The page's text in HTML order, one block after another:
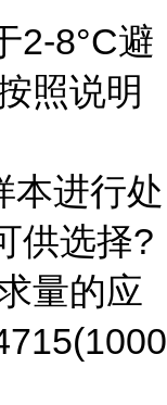
2-8°C避
照说明
本进行处
供选择?
量的应